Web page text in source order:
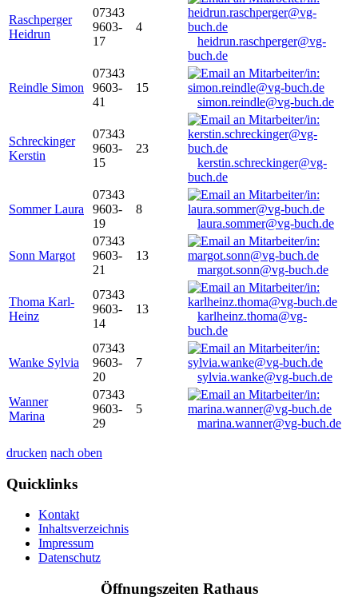
Raschperger
Heidrun
07343
9603-
17
4
heidrun.raschperger@vg-
buch.de
Reindle Simon
07343
9603-
41
15
simon.reindle@vg-buch.de
Schreckinger
Kerstin
07343
9603-
15
23
kerstin.schreckinger@vg-
buch.de
Sommer Laura
07343
9603-
19
8
laura.sommer@vg-buch.de
Sonn Margot
07343
9603-
21
13
margot.sonn@vg-buch.de
Thoma Karl-
Heinz
07343
9603-
14
13
karlheinz.thoma@vg-
buch.de
Wanke Sylvia
07343
9603-
20
7
sylvia.wanke@vg-buch.de
Wanner
Marina
07343
9603-
29
5
marina.wanner@vg-buch.de
drucken nach oben
Quicklinks
Kontakt
Inhaltsverzeichnis
Impressum
Datenschutz
Öffnungszeiten Rathaus